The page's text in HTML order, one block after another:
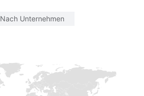
Nach Unternehmen